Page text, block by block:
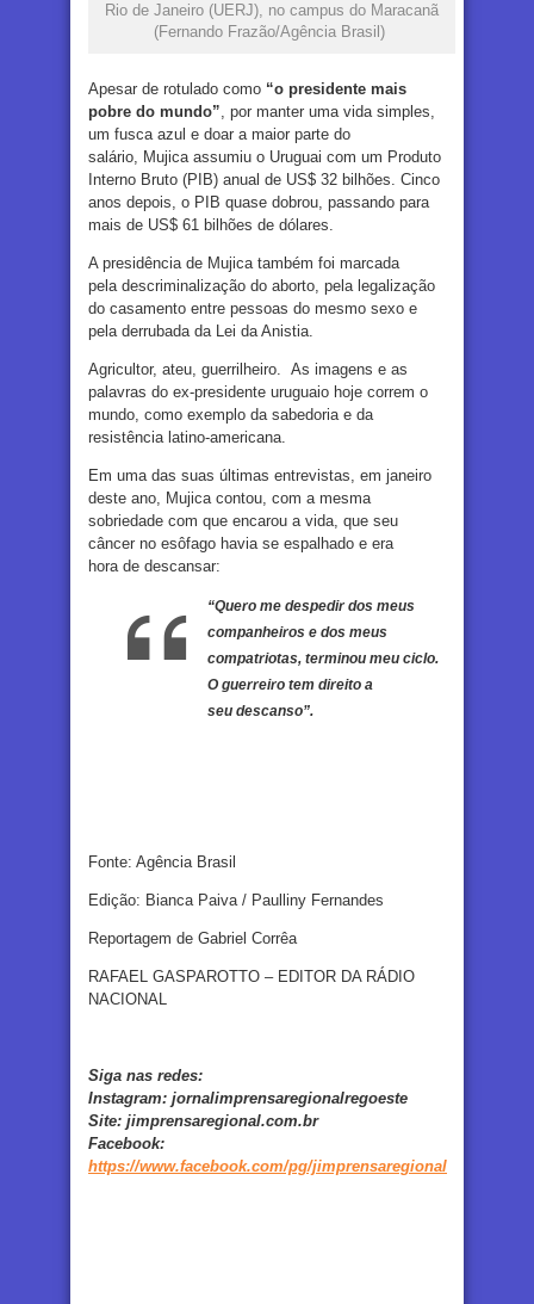
Rio de Janeiro (UERJ), no campus do Maracanã
(Fernando Frazão/Agência Brasil)
Apesar de rotulado como “o presidente mais
pobre do mundo”, por manter uma vida simples,
um fusca azul e doar a maior parte do
salário, Mujica assumiu o Uruguai com um Produto
Interno Bruto (PIB) anual de US$ 32 bilhões. Cinco
anos depois, o PIB quase dobrou, passando para
mais de US$ 61 bilhões de dólares.
A presidência de Mujica também foi marcada
pela descriminalização do aborto, pela legalização
do casamento entre pessoas do mesmo sexo e
pela derrubada da Lei da Anistia.
Agricultor, ateu, guerrilheiro. As imagens e as
palavras do ex-presidente uruguaio hoje correm o
mundo, como exemplo da sabedoria e da
resistência latino-americana.
Em uma das suas últimas entrevistas, em janeiro
deste ano, Mujica contou, com a mesma
sobriedade com que encarou a vida, que seu
câncer no esôfago havia se espalhado e era
hora de descansar:
“Quero me despedir dos meus
companheiros e dos meus
compatriotas, terminou meu ciclo.
O guerreiro tem direito a
seu descanso”.
Fonte: Agência Brasil
Edição: Bianca Paiva / Paulliny Fernandes
Reportagem de Gabriel Corrêa
RAFAEL GASPAROTTO – EDITOR DA RÁDIO
NACIONAL
Siga nas redes:
Instagram: jornalimprensaregionalregoeste
Site: jimprensaregional.com.br
Facebook:
https://www.facebook.com/pg/jimprensaregional